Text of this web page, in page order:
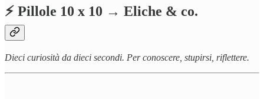
⚡️ Pillole 10 x 10 → Eliche & co.
Dieci curiosità da dieci secondi. Per conoscere, stupirsi, riflettere.